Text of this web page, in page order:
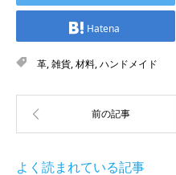
Hatena
革,雑貨,材料,ハンドメイド
よく読まれている記事